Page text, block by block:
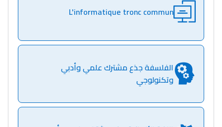
Lycée Maroc
التعليم الثانوي التأهيلي
L'informatique tronc commun
الفلسفة جذع مشترك علمي وأدبي
وتكنولوجي